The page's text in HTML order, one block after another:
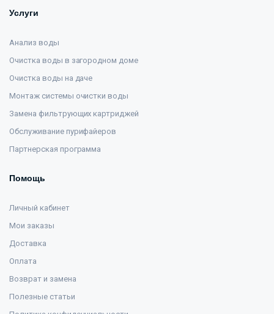
Услуги
Анализ воды
Очистка воды в загородном доме
Очистка воды на даче
Монтаж системы очистки воды
Замена фильтрующих картриджей
Обслуживание пурифайеров
Партнерская программа
Помощь
Личный кабинет
Мои заказы
Доставка
Оплата
Возврат и замена
Полезные статьи